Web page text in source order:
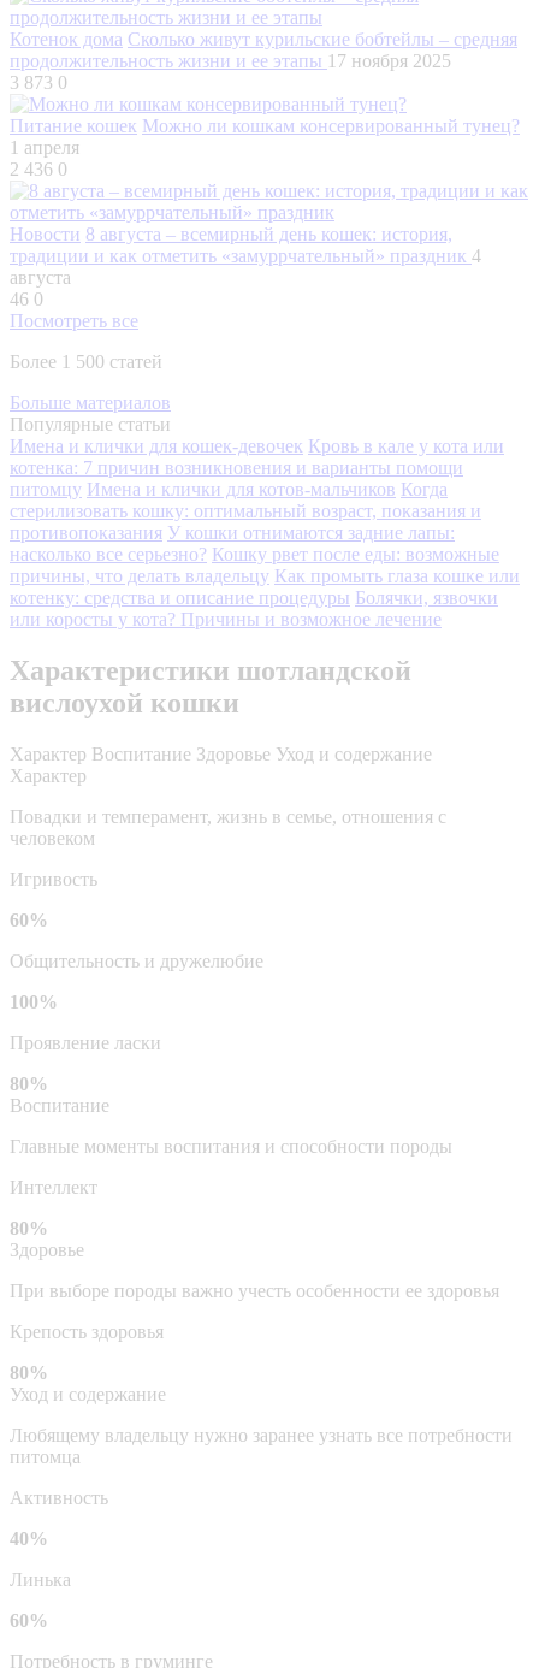
Котенок дома Сколько живут курильские бобтейлы – средняя
продолжительность жизни и ее этапы 17 ноября 2025
3 873 0
Питание кошек Можно ли кошкам консервированный тунец?
1 апреля
2 436 0
Новости 8 августа – всемирный день кошек: история,
традиции и как отметить «замуррчательный» праздник 4
августа
46 0
Посмотреть все
Более 1 500 статей
Больше материалов
Популярные статьи
Имена и клички для кошек-девочек Кровь в кале у кота или
котенка: 7 причин возникновения и варианты помощи
питомцу Имена и клички для котов-мальчиков Когда
стерилизовать кошку: оптимальный возраст, показания и
противопоказания У кошки отнимаются задние лапы:
насколько все серьезно? Кошку рвет после еды: возможные
причины, что делать владельцу Как промыть глаза кошке или
котенку: средства и описание процедуры Болячки, язвочки
или коросты у кота? Причины и возможное лечение
Характеристики шотландской
вислоухой кошки
Характер Воспитание Здоровье Уход и содержание
Характер
Повадки и темперамент, жизнь в семье, отношения с
человеком
Игривость
60%
Общительность и дружелюбие
100%
Проявление ласки
80%
Воспитание
Главные моменты воспитания и способности породы
Интеллект
80%
Здоровье
При выборе породы важно учесть особенности ее здоровья
Крепость здоровья
80%
Уход и содержание
Любящему владельцу нужно заранее узнать все потребности
питомца
Активность
40%
Линька
60%
Потребность в груминге